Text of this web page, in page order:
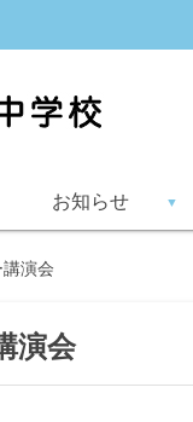
お知らせ
演会
演会